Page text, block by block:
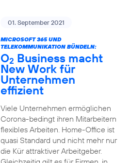
01. September 2021
MICROSOFT 365 UND
TELEKOMMUNIKATION BÜNDELN:
O2 Business macht
New Work für
Unternehmen
effizient
Viele Unternehmen ermöglichen
Corona-bedingt ihren Mitarbeitern
flexibles Arbeiten. Home-Office ist
quasi Standard und nicht mehr nur
die Kür attraktiver Arbeitgeber.